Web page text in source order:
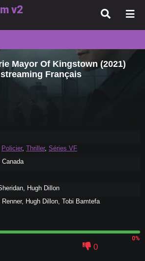
v2
Mayor Of Kingstown (2021)
Français
Policier, Thriller, Séries VF
Hugh Dillon
Hugh Dillon, Tobi Bamtefa
0%
0